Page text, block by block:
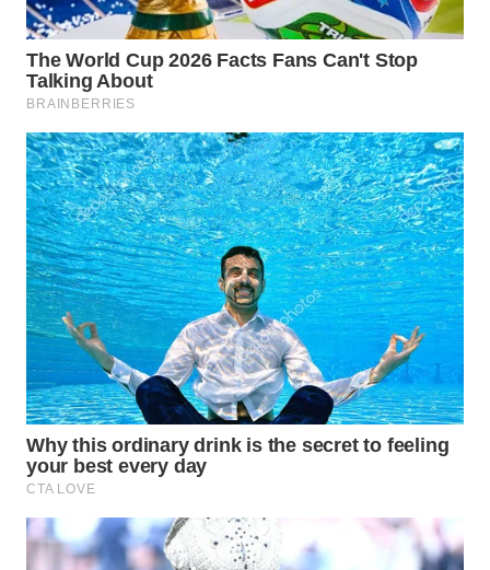
WN
PADANG
LAWAS
WN
SUMEDANG
WN
CIANJUR
WN
KEPULAUAN
SERIBU
WN
TANGERANG
WN
BINJAI